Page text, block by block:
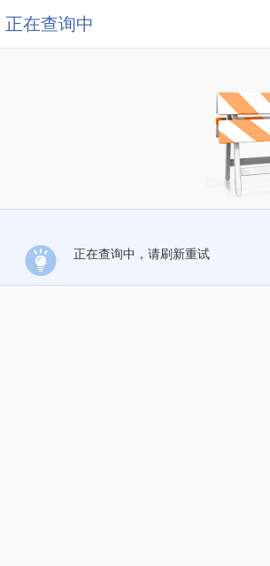
正在查询中
正在查询中，请刷新重试